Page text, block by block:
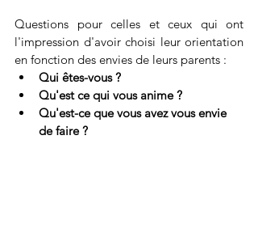
Questions pour celles et ceux qui ont
l'impression d'avoir choisi leur orientation
en fonction des envies de leurs parents :
Qui êtes-vous ?
Qu'est ce qui vous anime ?
Qu'est-ce que vous avez vous envie
de faire ?